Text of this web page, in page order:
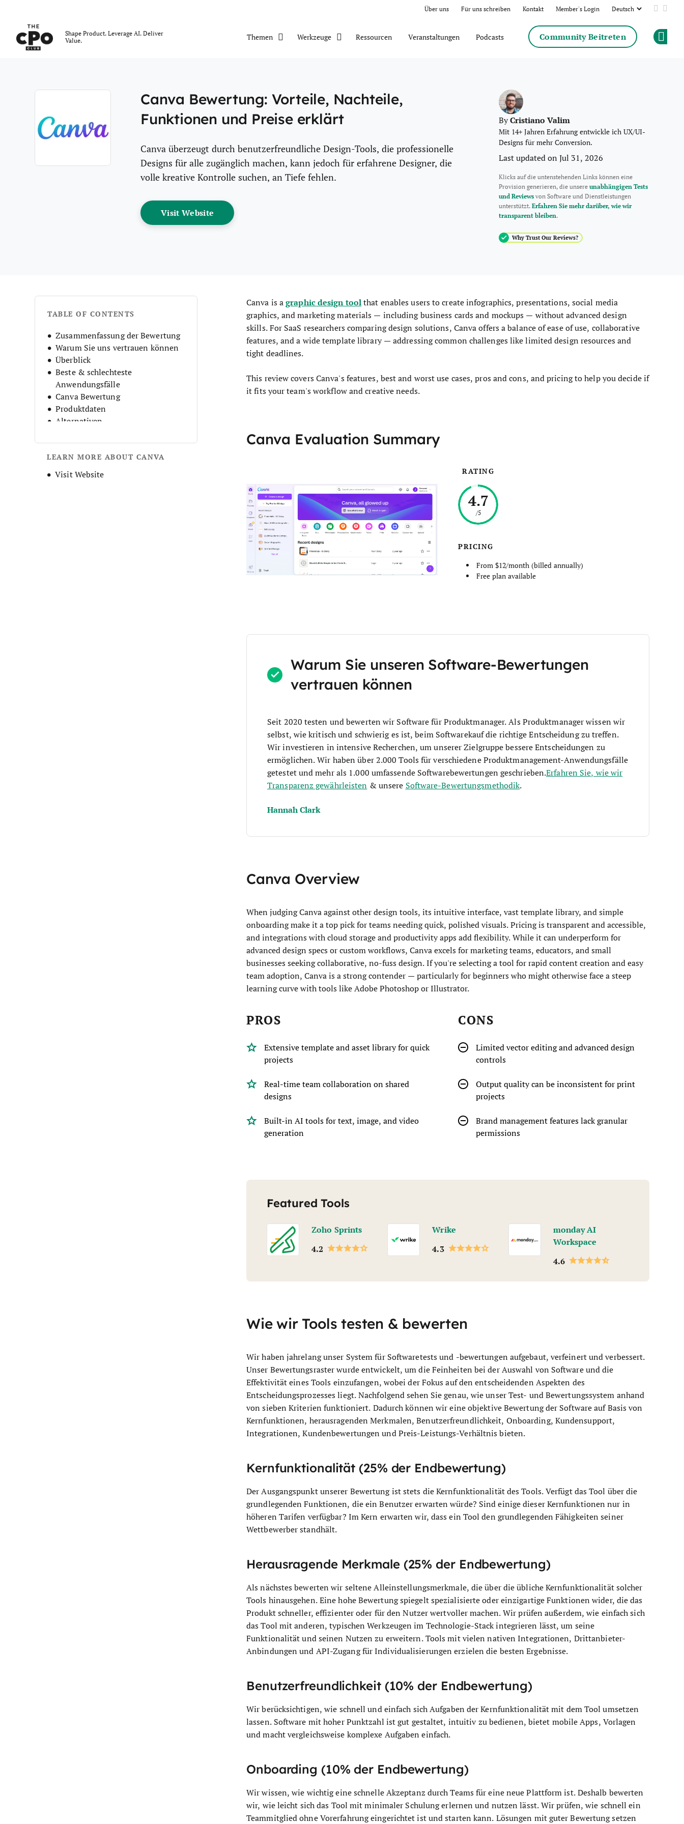
Über uns Für uns schreiben Kontakt Member's Login Add us
Shape Product. Leverage AI. Deliver
Value.
Themen Werkzeuge Ressourcen Veranstaltungen Podcasts Community Beitreten
Canva Bewertung: Vorteile, Nachteile,
Funktionen und Preise erklärt
Canva überzeugt durch benutzerfreundliche Design-Tools, die professionelle
Designs für alle zugänglich machen, kann jedoch für erfahrene Designer, die
volle kreative Kontrolle suchen, an Tiefe fehlen.
Visit Website Opens New Window
ByCristiano Valim
Mit 14+ Jahren Erfahrung entwickle ich UX/UI-
Designs für mehr Conversion.
Last updated on Jul 31, 2026
Klicks auf die untenstehenden Links können eine
Provision generieren, die unsereunabhängigen Tests
und Reviewsvon Software und Dienstleistungen
unterstützt.Erfahren Sie mehr darüber, wie wir
transparent bleiben.
Why Trust Our Reviews?
TABLE OF CONTENTS
Zusammenfassung der Bewertung
Warum Sie uns vertrauen können
Überblick
Beste & schlechteste
Anwendungsfälle
Canva Bewertung
Produktdaten
Alternativen
Unternehmensgeschichte
LEARN MORE ABOUT CANVA
Visit Website
Opens new window
Canva is agraphic design toolthat enables users to create infographics, presentations, social media
graphics, and marketing materials — including business cards and mockups — without advanced design
skills. For SaaS researchers comparing design solutions, Canva offers a balance of ease of use, collaborative
features, and a wide template library — addressing common challenges like limited design resources and
tight deadlines.
This review covers Canva's features, best and worst use cases, pros and cons, and pricing to help you decide if
it fits your team's workflow and creative needs.
Canva Evaluation Summary
RATING
4.7
/5
PRICING
From $12/month (billed annually)
Free plan available
Warum Sie unseren Software-Bewertungen
vertrauen können
Seit 2020 testen und bewerten wir Software für Produktmanager. Als Produktmanager wissen wir
selbst, wie kritisch und schwierig es ist, beim Softwarekauf die richtige Entscheidung zu treffen.
Wir investieren in intensive Recherchen, um unserer Zielgruppe bessere Entscheidungen zu
ermöglichen. Wir haben über 2.000 Tools für verschiedene Produktmanagement-Anwendungsfälle
getestet und mehr als 1.000 umfassende Softwarebewertungen geschrieben.Erfahren Sie, wie wir
Transparenz gewährleisten & unsere Software-Bewertungsmethodik.
Hannah Clark
Canva Overview
When judging Canva against other design tools, its intuitive interface, vast template library, and simple
onboarding make it a top pick for teams needing quick, polished visuals. Pricing is transparent and accessible,
and integrations with cloud storage and productivity apps add flexibility. While it can underperform for
advanced design specs or custom workflows, Canva excels for marketing teams, educators, and small
businesses seeking collaborative, no-fuss design. If you're selecting a tool for rapid content creation and easy
team adoption, Canva is a strong contender — particularly for beginners who might otherwise face a steep
learning curve with tools like Adobe Photoshop or Illustrator.
PROS
Extensive template and asset library for quick
projects
Real-time team collaboration on shared
designs
Built-in AI tools for text, image, and video
generation
CONS
Limited vector editing and advanced design
controls
Output quality can be inconsistent for print
projects
Brand management features lack granular
permissions
Featured Tools
Zoho Sprints
4.2
Wrike
4.3
monday AI
Workspace
4.6
Wie wir Tools testen & bewerten
Wir haben jahrelang unser System für Softwaretests und -bewertungen aufgebaut, verfeinert und verbessert.
Unser Bewertungsraster wurde entwickelt, um die Feinheiten bei der Auswahl von Software und die
Effektivität eines Tools einzufangen, wobei der Fokus auf den entscheidenden Aspekten des
Entscheidungsprozesses liegt.Nachfolgend sehen Sie genau, wie unser Test- und Bewertungssystem anhand
von sieben Kriterien funktioniert. Dadurch können wir eine objektive Bewertung der Software auf Basis von
Kernfunktionen, herausragenden Merkmalen, Benutzerfreundlichkeit, Onboarding, Kundensupport,
Integrationen, Kundenbewertungen und Preis-Leistungs-Verhältnis bieten.
Kernfunktionalität (25% der Endbewertung)
Der Ausgangspunkt unserer Bewertung ist stets die Kernfunktionalität des Tools. Verfügt das Tool über die
grundlegenden Funktionen, die ein Benutzer erwarten würde? Sind einige dieser Kernfunktionen nur in
höheren Tarifen verfügbar? Im Kern erwarten wir, dass ein Tool den grundlegenden Fähigkeiten seiner
Wettbewerber standhält.
Herausragende Merkmale (25% der Endbewertung)
Als nächstes bewerten wir seltene Alleinstellungsmerkmale, die über die übliche Kernfunktionalität solcher
Tools hinausgehen. Eine hohe Bewertung spiegelt spezialisierte oder einzigartige Funktionen wider, die das
Produkt schneller, effizienter oder für den Nutzer wertvoller machen.Wir prüfen außerdem, wie einfach sich
das Tool mit anderen, typischen Werkzeugen im Technologie-Stack integrieren lässt, um seine
Funktionalität und seinen Nutzen zu erweitern. Tools mit vielen nativen Integrationen, Drittanbieter-
Anbindungen und API-Zugang für Individualisierungen erzielen die besten Ergebnisse.
Benutzerfreundlichkeit (10% der Endbewertung)
Wir berücksichtigen, wie schnell und einfach sich Aufgaben der Kernfunktionalität mit dem Tool umsetzen
lassen. Software mit hoher Punktzahl ist gut gestaltet, intuitiv zu bedienen, bietet mobile Apps, Vorlagen
und macht vergleichsweise komplexe Aufgaben einfach.
Onboarding (10% der Endbewertung)
Wir wissen, wie wichtig eine schnelle Akzeptanz durch Teams für eine neue Plattform ist. Deshalb bewerten
wir, wie leicht sich das Tool mit minimaler Schulung erlernen und nutzen lässt. Wir prüfen, wie schnell ein
Teammitglied ohne Vorerfahrung eingerichtet ist und starten kann. Lösungen mit guter Bewertung setzen